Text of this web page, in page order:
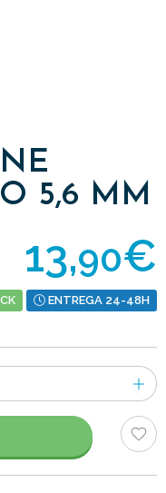
5,6 MM
13,90€
ENTREGA 24-48H